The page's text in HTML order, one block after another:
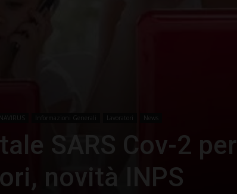
Diritto
Informazioni Generali Lavoratori News
SARS Cov-2 per
novità INPS